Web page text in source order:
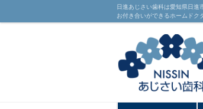
日進あじさい歯科は愛知県日
お付き合いができるホームドク